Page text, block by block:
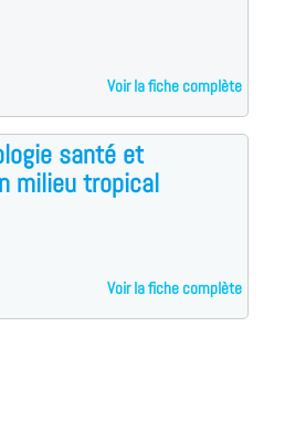
Voir la fiche complète
santé et
milieu tropical
Voir la fiche complète